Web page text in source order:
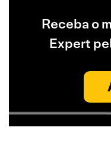
Receba o
Expert